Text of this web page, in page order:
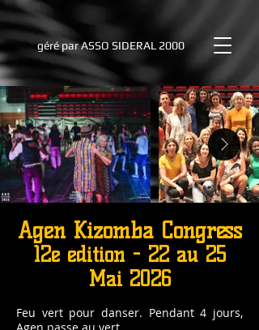
géré parASSO SIDERAL 2000
Agen Kizomba Congress
12e édition - 22 au 25
Mai 2026
Feu vert pour danser. Pendant 4 jours,